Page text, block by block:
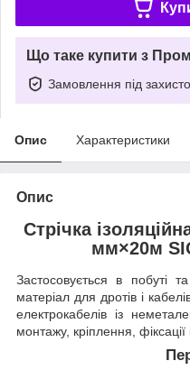
Що таке купити з
Замовлення під
Опис Характеристики
Опис
Стрічка
мм×20м
Застосовується в побуті
матеріал для дротів і
електрокабелів із
монтажу, кріплення, фіксації